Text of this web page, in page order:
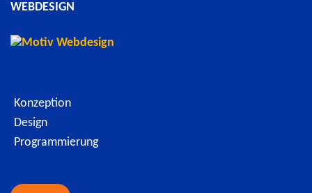
WEBDESIGN
Konzeption
Design
Programmierung